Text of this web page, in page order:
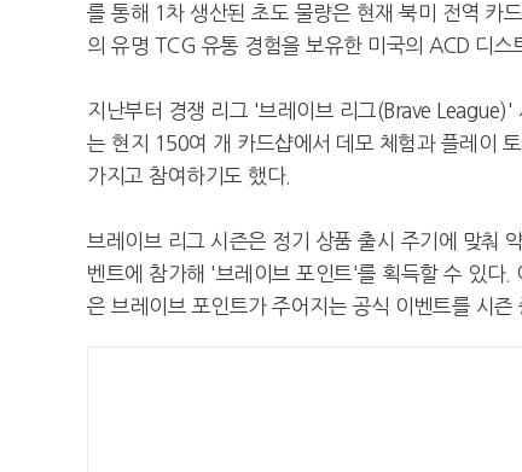
를 통해 1차 생산된 초도 물량은 현재 북미 전역 카
의 유명 TCG 유통 경험을 보유한 미국의 ACD 디
지난부터 경쟁 리그 '브레이브 리그(Brave League)'
는 현지 150여 개 카드샵에서 데모 체험과 플레이
가지고 참여하기도 했다.
브레이브 리그 시즌은 정기 상품 출시 주기에 맞춰
벤트에 참가해 '브레이브 포인트'를 획득할 수 있다
은 브레이브 포인트가 주어지는 공식 이벤트를 시즌